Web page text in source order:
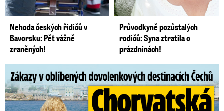
Nehoda českých řidičů v
Bavorsku: Pět vážně
zraněných!
Průvodkyně pozůstalých
rodičů: Syna ztratila o
prázdninách!
Zákazy v dovolenkových rájích: Restrikce proti naháčům!